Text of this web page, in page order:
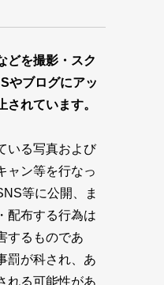
どを撮影・スク
やブログにアッ
されています。
いる写真および
ャン等を行なっ
等に公開、ま
配布する行為は
するものであ
罰が科され、あ
れる可能性があ